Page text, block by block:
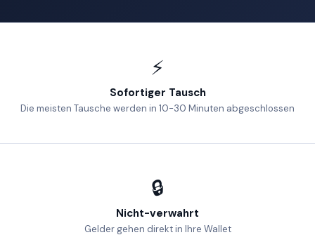
⚡
Sofortiger Tausch
Die meisten Tausche werden in 10-30 Minuten abgeschlossen
🔒
Nicht-verwahrt
Gelder gehen direkt in Ihre Wallet